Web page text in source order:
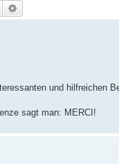
Suche
und hilfreichen
sagt man: MERCI!